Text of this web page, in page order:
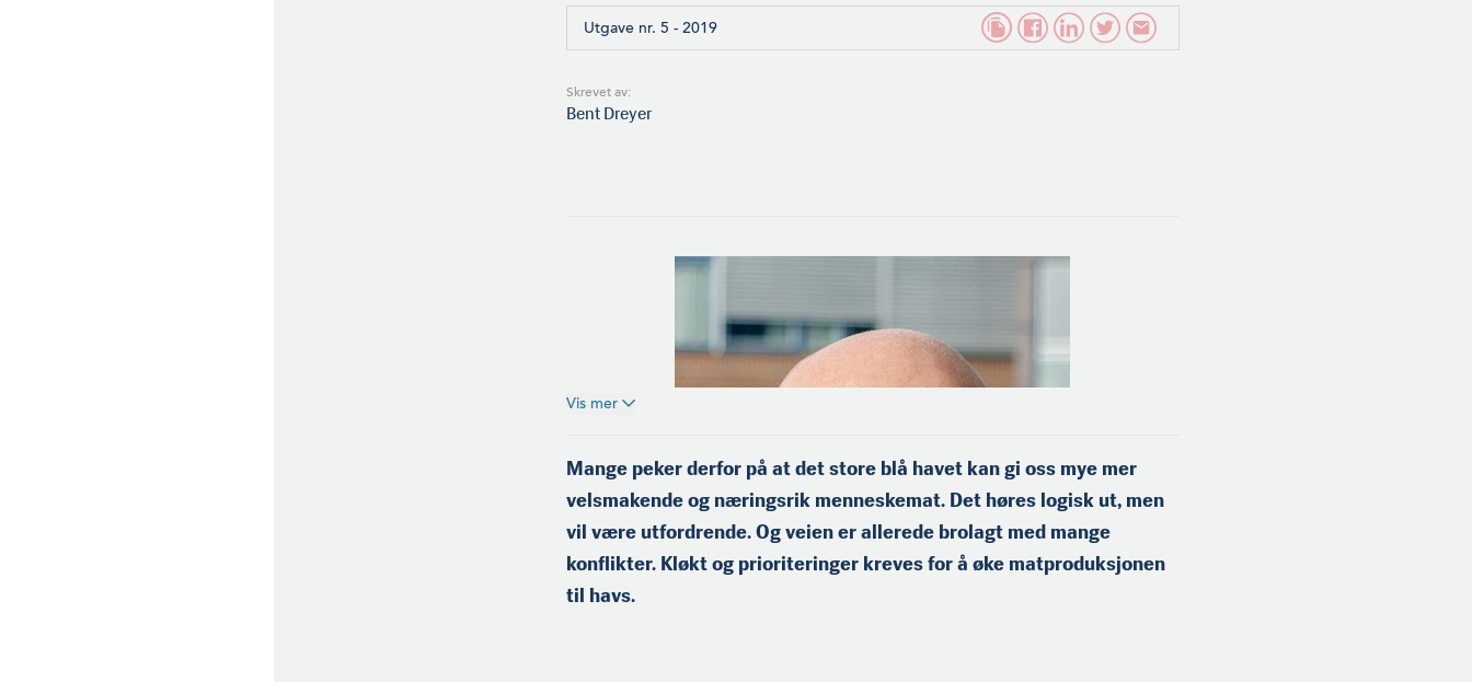
Utgave nr. 5 - 2019
Skrevet av:
Bent Dreyer
Vis mer
Mange peker derfor på at det store blå havet kan gi oss mye mer
velsmakende og næringsrik menneskemat. Det høres logisk ut, men
vil være utfordrende. Og veien er allerede brolagt med mange
konflikter. Kløkt og priori­teringer kreves for å øke matproduksjonen
til havs.